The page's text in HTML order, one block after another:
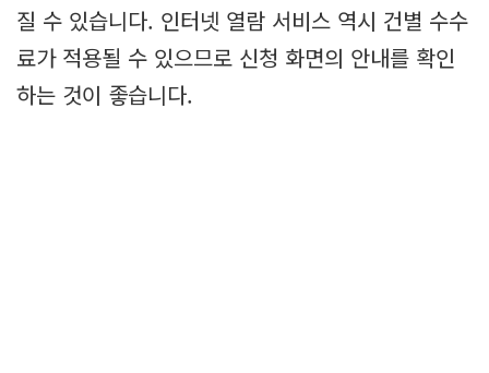
질 수 있습니다. 인터넷 열람 서비스 역시 건별 수수
료가 적용될 수 있으므로 신청 화면의 안내를 확인
하는 것이 좋습니다.